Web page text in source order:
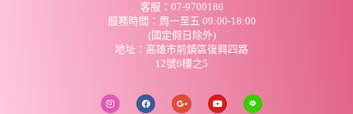
客服：07-9700186
服務時間：周一至五 09:00-18:00
(國定假日除外)
地址：高雄市前鎮區復興四路
12號6樓之5